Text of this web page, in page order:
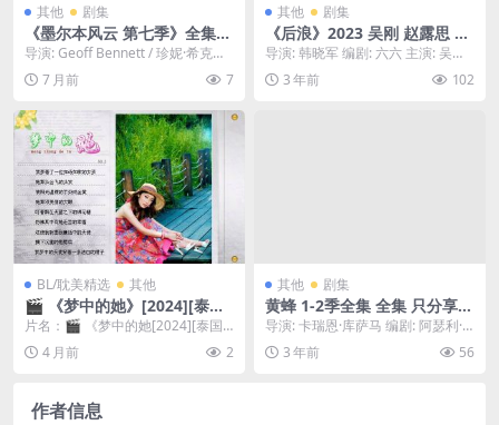
其他 剧集
《墨尔本风云 第七季》全集免
费下载-2025-口碑逆天反转片
云]
导演: Geoff Bennett / 珍妮·希克斯
编剧: Matt Ford...
7 月前 7
其他 剧集
《后浪》2023 吴刚 赵露思 40
集 1080p只分享精品
导演: 韩晓军 编剧: 六六 主演: 吴刚 /
赵露思 / 罗一舟 / 张萌 /...
3 年前 102
BL/耽美精选 其他
🎬 《梦中的她》[2024][泰国]
[剧集][爱情/同性][12集全]
片名：🎬 《梦中的她[2024][泰国]
[剧集][爱情同性][12集全]》 分类...
4 月前 2
其他 剧集
黄蜂 1-2季全集 全集 只分享精
品??????
导演: 卡瑞恩·库萨马 编剧: 阿瑟利·
莱尔 / 巴特·尼克尔森 主演: 梅兰妮...
3 年前 56
作者信息